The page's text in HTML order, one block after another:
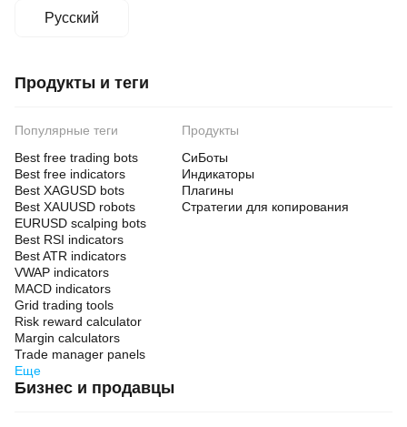
Русский
Продукты и теги
Популярные теги
Best free trading bots
Best free indicators
Best XAGUSD bots
Best XAUUSD robots
EURUSD scalping bots
Best RSI indicators
Best ATR indicators
VWAP indicators
MACD indicators
Grid trading tools
Risk reward calculator
Margin calculators
Trade manager panels
Еще
Продукты
СиБоты
Индикаторы
Плагины
Стратегии для копирования
Бизнес и продавцы